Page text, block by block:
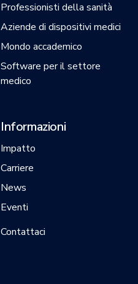
Professionisti della sanità
Aziende di dispositivi medici
Mondo accademico
Software per il settore
medico
Informazioni
Impatto
Carriere
News
Eventi
Contattaci